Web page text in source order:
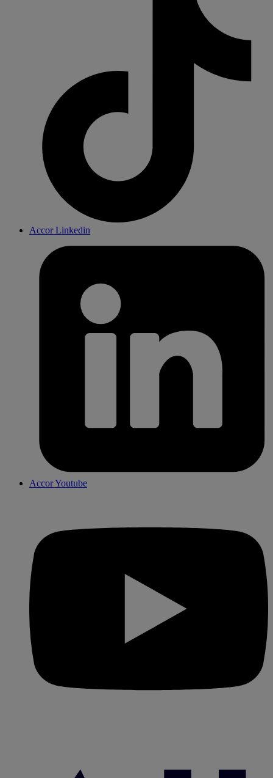
Accor Linkedin
Accor Youtube